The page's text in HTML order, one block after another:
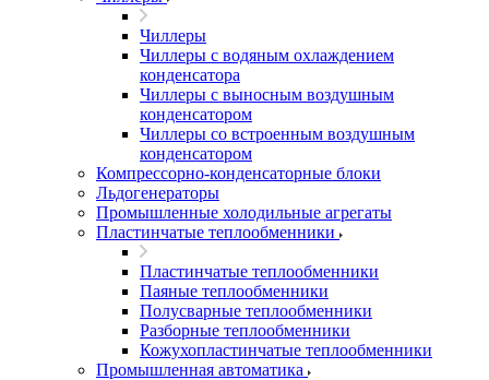
Чиллеры
Чиллеры с водяным охлаждением
конденсатора
Чиллеры с выносным воздушным
конденсатором
Чиллеры со встроенным воздушным
конденсатором
Компрессорно-конденсаторные блоки
Льдогенераторы
Промышленные холодильные агрегаты
Пластинчатые теплообменники
Пластинчатые теплообменники
Паяные теплообменники
Полусварные теплообменники
Разборные теплообменники
Кожухопластинчатые теплообменники
Промышленная автоматика